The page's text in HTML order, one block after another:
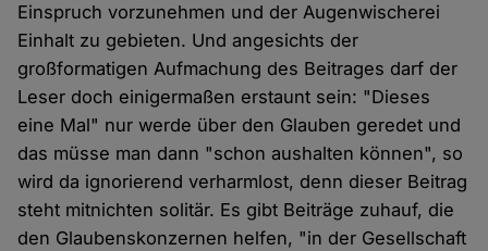
Einspruch vorzunehmen und der Augenwischerei
Einhalt zu gebieten. Und angesichts der
großformatigen Aufmachung des Beitrages darf der
Leser doch einigermaßen erstaunt sein: "Dieses
eine Mal" nur werde über den Glauben geredet und
das müsse man dann "schon aushalten können", so
wird da ignorierend verharmlost, denn dieser Beitrag
steht mitnichten solitär. Es gibt Beiträge zuhauf, die
den Glaubenskonzernen helfen, "in der Gesellschaft